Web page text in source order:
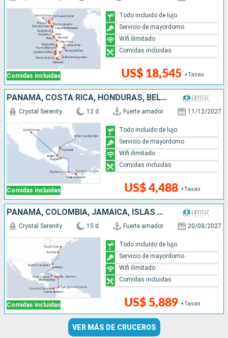
Comidas incluidas US$ 18,545 +Tasas
Todo incluido de lujo
Servicio de mayordomo
Wifi ilimitado
Comidas incluidas
PANAMÁ, COSTA RICA, HONDURAS, BELICE, MÉXICO, ESTADOS UNIDOS
Comidas incluidas
Crystal Serenity 12 d Fuerte amador 11/12/2027
US$ 4,488 +Tasas
Todo incluido de lujo
Servicio de mayordomo
Wifi ilimitado
Comidas incluidas
PANAMÁ, COLOMBIA, JAMAICA, ISLAS CAIMÁN, ESTADOS UNIDOS
Comidas incluidas
Crystal Serenity 15 d Fuerte amador 20/08/2027
US$ 5,889 +Tasas
Todo incluido de lujo
Servicio de mayordomo
Wifi ilimitado
Comidas incluidas
VER MÁS DE CRUCEROS